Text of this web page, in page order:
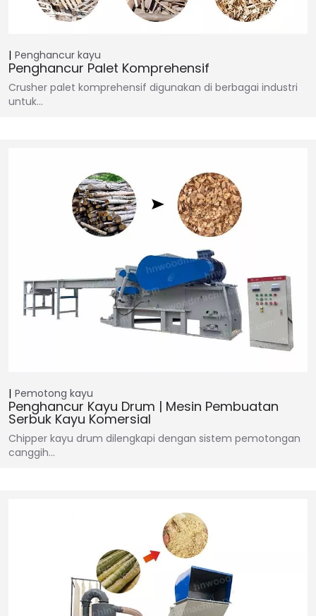
Penghancur kayu
Penghancur Palet Komprehensif
Crusher palet komprehensif digunakan di berbagai industri
untuk…
Pemotong kayu
Penghancur Kayu Drum | Mesin Pembuatan
Serbuk Kayu Komersial
Chipper kayu drum dilengkapi dengan sistem pemotongan
canggih…